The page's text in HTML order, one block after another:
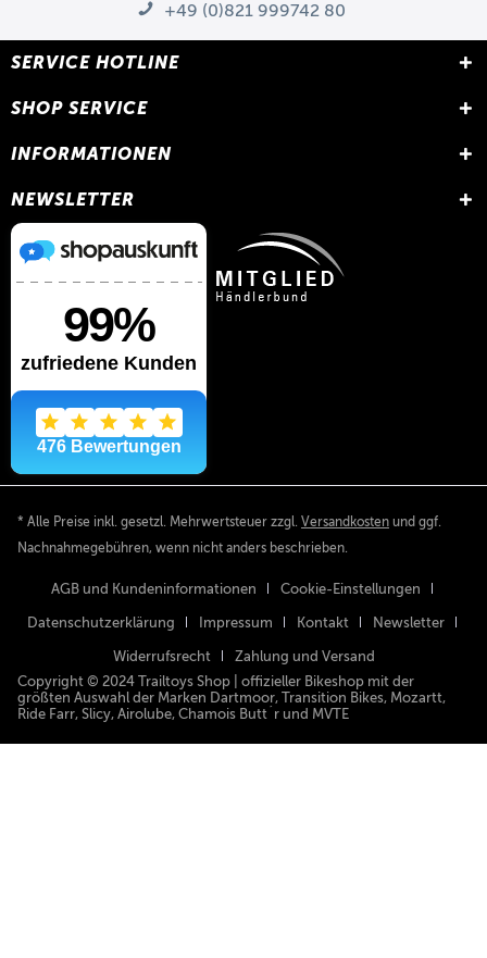
+49 (0)821 999742 80
SERVICE HOTLINE
SHOP SERVICE
INFORMATIONEN
NEWSLETTER
* Alle Preise inkl. gesetzl. Mehrwertsteuer zzgl. Versandkosten und ggf.
Nachnahmegebühren, wenn nicht anders beschrieben.
AGB und Kundeninformationen Cookie-Einstellungen
Datenschutzerklärung Impressum Kontakt Newsletter
Widerrufsrecht
Zahlung und Versand
Copyright © 2024 Trailtoys Shop | offizieller Bikeshop mit der
größten Auswahl der Marken Dartmoor, Transition Bikes, Mozartt,
Ride Farr, Slicy, Airolube, Chamois Butt´r und MVTE